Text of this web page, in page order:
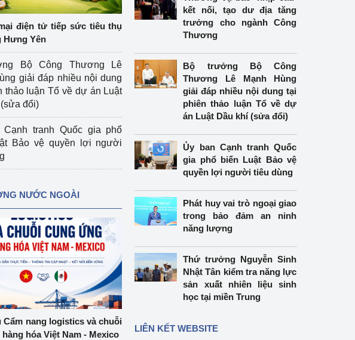
điện tử tiếp sức tiêu thụ
Hưng Yên
Bộ Công Thương Lê
giải đáp nhiều nội dung
thảo luận Tổ về dự án Luật
đổi)
Cạnh tranh Quốc gia phổ
Bảo vệ quyền lợi người
NƯỚC NGOÀI
Cẩm nang logistics và chuỗi
hóa Việt Nam - Mexico
kết nối, tạo dư địa tăng
trưởng cho ngành Công
Thương
Bộ trưởng Bộ Công
Thương Lê Mạnh Hùng
giải đáp nhiều nội dung tại
phiên thảo luận Tổ về dự
án Luật Dầu khí (sửa đổi)
Ủy ban Cạnh tranh Quốc
gia phổ biến Luật Bảo vệ
quyền lợi người tiêu dùng
Phát huy vai trò ngoại giao
trong bảo đảm an ninh
năng lượng
Thứ trưởng Nguyễn Sinh
Nhật Tân kiểm tra năng lực
sản xuất nhiên liệu sinh
học tại miền Trung
LIÊN KẾT WEBSITE